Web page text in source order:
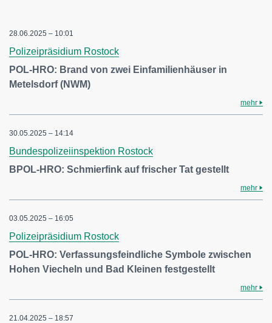
28.06.2025 – 10:01
Polizeipräsidium Rostock
POL-HRO: Brand von zwei Einfamilienhäuser in
Metelsdorf (NWM)
mehr
30.05.2025 – 14:14
Bundespolizeiinspektion Rostock
BPOL-HRO: Schmierfink auf frischer Tat gestellt
mehr
03.05.2025 – 16:05
Polizeipräsidium Rostock
POL-HRO: Verfassungsfeindliche Symbole zwischen
Hohen Viecheln und Bad Kleinen festgestellt
mehr
21.04.2025 – 18:57